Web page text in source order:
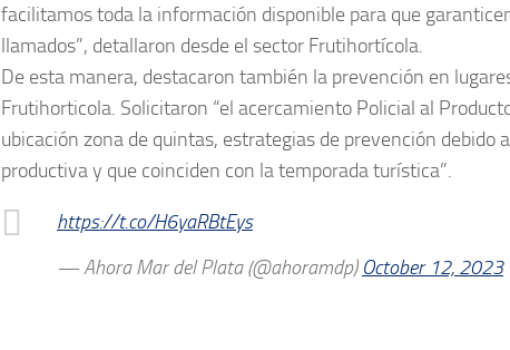
facilitamos toda la información disponible para que
llamados”, detallaron desde el sector Frutihortícola.
De esta manera, destacaron también la prevención en
Frutihorticola. Solicitaron “el acercamiento Policial al
ubicación zona de quintas, estrategias de prevención debido
productiva y que coinciden con la temporada turística”.
https://t.co/H6yaRBtEys
— Ahora Mar del Plata (@ahoramdp) October 12, 2023